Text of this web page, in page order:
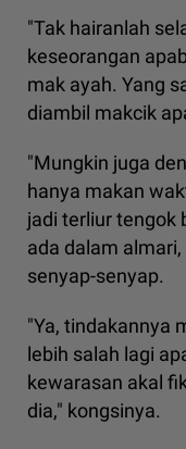
"Tak hairanlah
keseorangan
mak ayah. Yang
diambil makcik
"Mungkin juga
hanya makan
jadi terliur tengok
ada dalam
senyap-senyap.
"Ya, tindakannya
lebih salah lagi
kewarasan akal
dia," kongsinya.